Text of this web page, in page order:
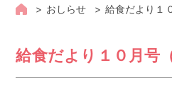
おしらせ 給食だより１
給食だより１０月号